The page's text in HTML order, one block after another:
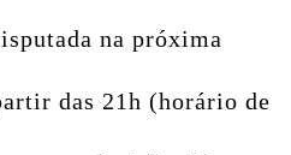
na próxima
das 21h (horário de